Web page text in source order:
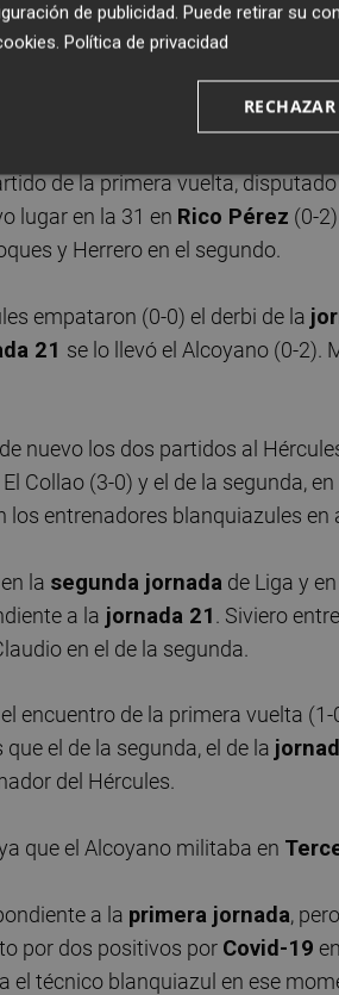
se han librado de la derrota ante el
,Carlos Luque,Claudio
sientan al equipo de la capital
partido contra el Alcoyano como
de la primera vuelta,
lugar en la 31 en Rico Pérez (0-
y Herrero en el segundo.
empataron (0-0) el derbi de la
21 se lo llevó el Alcoyano (0-2).
nuevo los dos partidos al
Collao (3-0) y el de la segunda, en
los entrenadores blanquiazules en
la segunda jornada de Liga y
a la jornada 21 . Siviero
en el de la segunda.
encuentro de la primera vuelta
el de la segunda, el de la
del Hércules.
que el Alcoyano militaba en
a la primera jornada,
por dos positivos por Covid-19
el técnico blanquiazul en ese
de publicidad. Puede retirar su
. Política de privacidad